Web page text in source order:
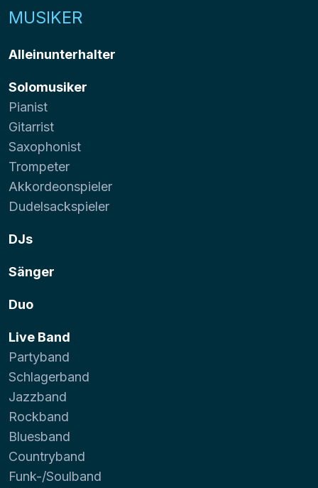
MUSIKER
Alleinunterhalter
Solomusiker
Pianist
Gitarrist
Saxophonist
Trompeter
Akkordeonspieler
Dudelsackspieler
DJs
Sänger
Duo
Live Band
Partyband
Schlagerband
Jazzband
Rockband
Bluesband
Countryband
Funk-/Soulband